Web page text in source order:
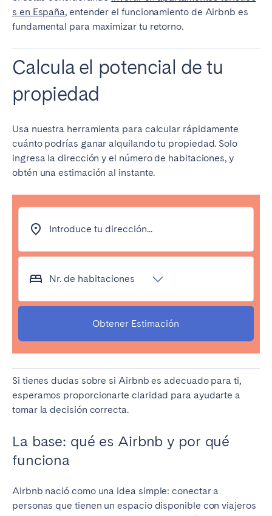
s en España, entender el funcionamiento de Airbnb es
fundamental para maximizar tu retorno.
Calcula el potencial de tu
propiedad
Usa nuestra herramienta para calcular rápidamente
cuánto podrías ganar alquilando tu propiedad. Solo
ingresa la dirección y el número de habitaciones, y
obtén una estimación al instante.
Introduce tu dirección...
Nr. de habitaciones
Obtener Estimación
Si tienes dudas sobre si Airbnb es adecuado para ti,
esperamos proporcionarte claridad para ayudarte a
tomar la decisión correcta.
La base: qué es Airbnb y por qué
funciona
Airbnb nació como una idea simple: conectar a
personas que tienen un espacio disponible con viajeros
UNITED KINGDOM
Bath
Birmingham
London
SCOTLAND
Edinburgh
WALES
Beja
Braga
Coimbra
Évora
Lisbon
Porto
Setúbal
AZORES
Ponta Delgada